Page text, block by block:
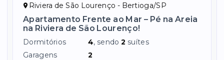
Riviera de São Lourenço - Bertioga/SP
Apartamento Frente ao Mar – Pé na Areia
na Riviera de São Lourenço!
Dormitórios 4, sendo2 suítes
Garagens
2